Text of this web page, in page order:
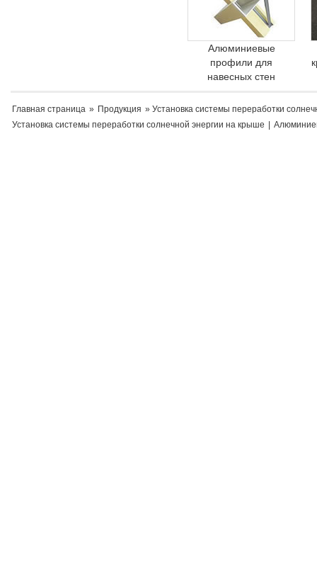
Алюминиевые
профили для
навесных стен
Главная страница » Продукция » Установка системы переработки
Установка системы переработки солнечной энергии на крыше